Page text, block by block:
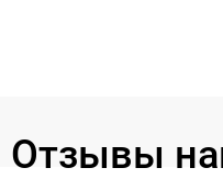
Отзывы